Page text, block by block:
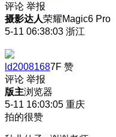
评论 举报
摄影达人荣耀Magic6 Pro
5-11 06:38:03 浙江
ld20081687F 赞
评论 举报
版主浏览器
5-11 16:03:05 重庆
拍的很赞